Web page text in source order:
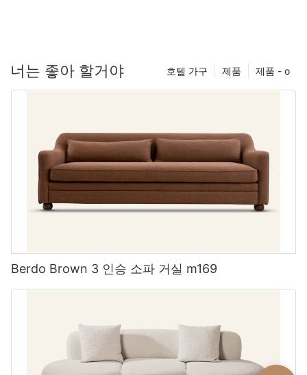
중한 휴식처가 됩니다. 부활절 밤, 가족들은 푹신한 침대에서 편안하
게 휴식을 취하며 그날의 즐거웠던 순간들을 추억할 수 있습니다. 저
깔끔한 랩어라운드 주름이 들어간 패브릭 디자인으
로 모든 면에서 우아함을 발산합니다. 침대 프레임은 오랫동안 편안
벽하게 어울리는 섹셔널 소파를 디자인할 수 있습니다.
today!
너는 좋아 할거야 제품 - o
제품
호텔 가구
Berdo Brown 3 인승 소파 거실 m169